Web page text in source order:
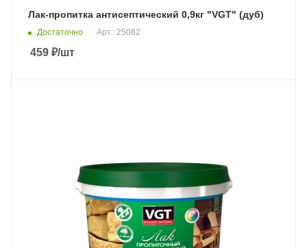
Лак-пропитка антисептический 0,9кг "VGT" (дуб)
Достаточно Арт.: 25082
459 ₽/шт